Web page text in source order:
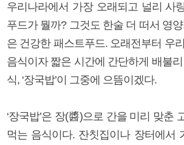
우리나라에서 가장 오래되고 널리 사
푸드가 뭘까? 그것도 한술 더 떠서 영
은 건강한 패스트푸드. 오래전부터 우
음식이자 짧은 시간에 간단하게 배불
식, ‘장국밥’이 그중에 으뜸이겠다.
‘장국밥’은 장(醬)으로 간을 미리 맞춘
먹는 음식이다. 잔칫집이나 장터에서